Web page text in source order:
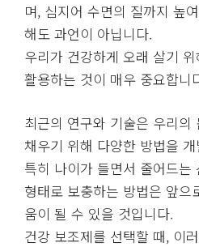
며, 심지어 수면의 질까지 높
해도 과언이 아닙니다.
우리가 건강하게 오래 살기
활용하는 것이 매우 중요합니
최근의 연구와 기술은 우리의
채우기 위해 다양한 방법을
특히 나이가 들면서 줄어드는
형태로 보충하는 방법은 앞
움이 될 수 있을 것입니다.
건강 보조제를 선택할 때, 이